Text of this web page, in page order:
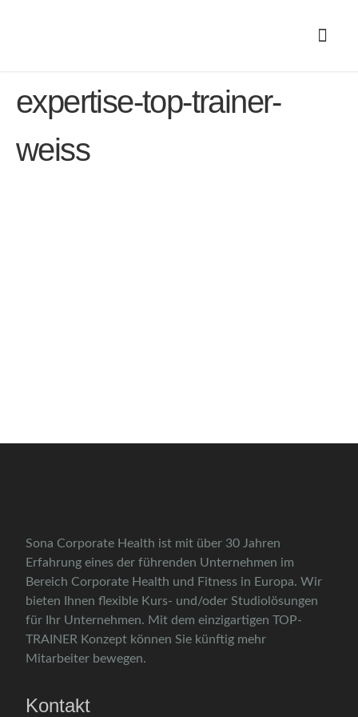
expertise-top-trainer-
weiss
Sona Corporate Health ist mit über 30 Jahren
Erfahrung eines der führenden Unternehmen im
Bereich Corporate Health und Fitness in Europa. Wir
bieten Ihnen flexible Kurs- und/oder Studiolösungen
für Ihr Unternehmen. Mit dem einzigartigen TOP-
TRAINER Konzept können Sie künftig mehr
Mitarbeiter bewegen.
Kontakt